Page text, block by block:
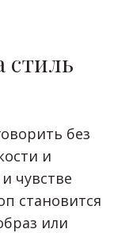
стиль
без
и
чувстве
становится
или